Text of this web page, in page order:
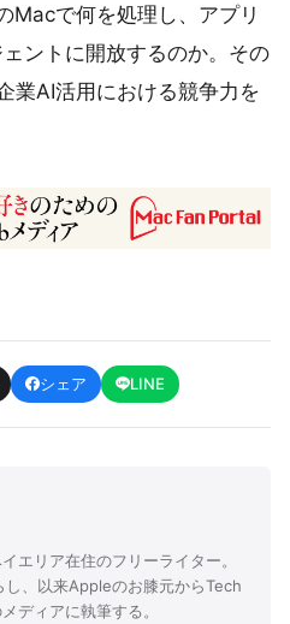
Macで何を処理し、アプリ
ントに開放するのか。その
業AI活用における競争力を
シェア LINE
エリア在住のフリーライター。
し、以来Appleのお膝元からTech
ディアに執筆する。